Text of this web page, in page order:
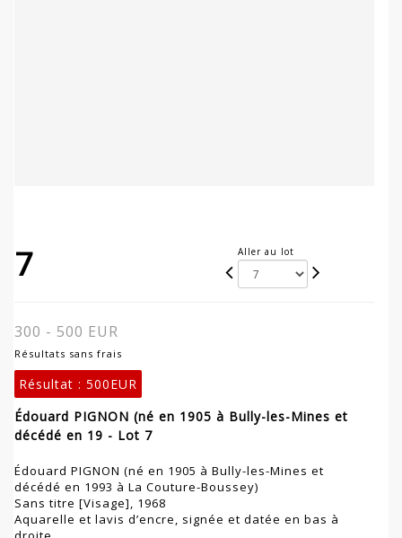
7 Aller au lot
300 - 500 EUR
Résultats sans frais
Résultat : 500EUR
Édouard PIGNON (né en 1905 à Bully-les-Mines et
décédé en 19 - Lot 7
Édouard PIGNON (né en 1905 à Bully-les-Mines et
décédé en 1993 à La Couture-Boussey)
Sans titre [Visage], 1968
Aquarelle et lavis d’encre, signée et datée en bas à